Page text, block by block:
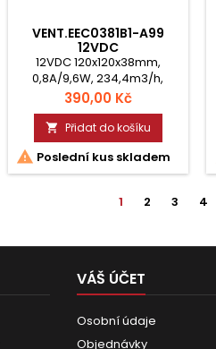
VENT.EEC0381B1-A99
12VDC
12VDC 120x120x38mm,
0,8A/9,6W, 234,4m3/h,
48dBA 3100ot. Kuličkové
ložisko
Cena
390,00 Kč
 Přidat do košíku
 Poslední kus skladem
1 2 3 4
VÁŠ ÚČET
Osobní údaje
Objednávky